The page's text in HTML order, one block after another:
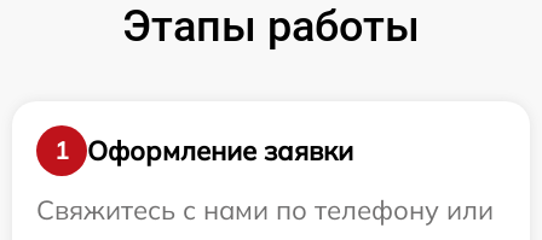
Этапы работы
1
Оформление заявки
Свяжитесь с нами по телефону или